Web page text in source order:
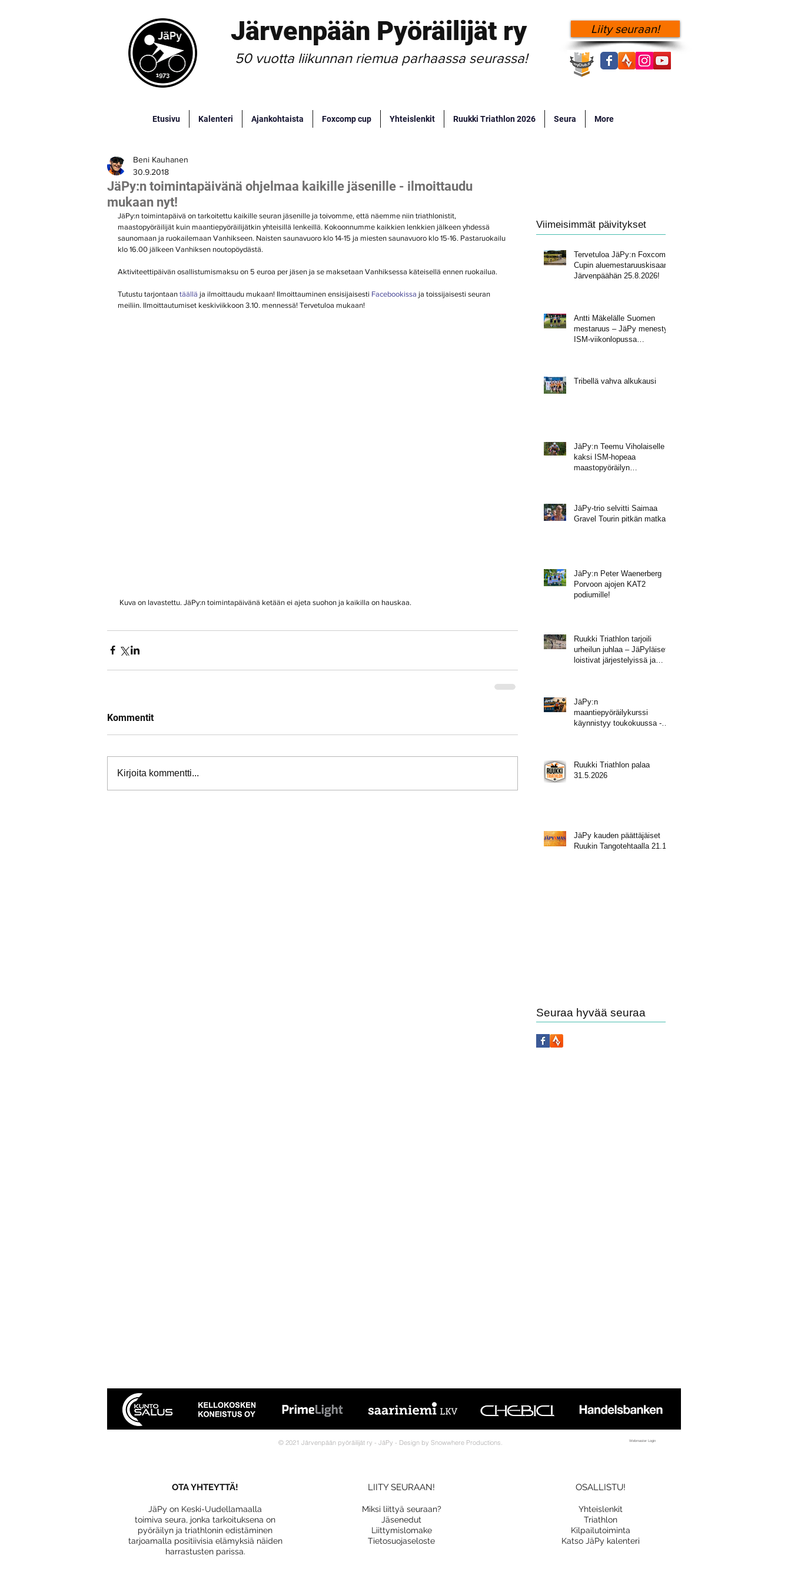
Järvenpään Pyöräilijät ry
50 vuotta liikunnan riemua parhaassa seurassa!
Liity seuraan!
Etusivu Kalenteri Ajankohtaista Foxcomp cup Yhteislenkit Ruukki Triathlon 2026 Seura More
JäPy:n toimintapäivänä ohjelmaa kaikille jäsenille - ilmoittaudu
mukaan nyt!
Beni Kauhanen
30.9.2018
JäPy:n toimintapäivä on tarkoitettu kaikille seuran jäsenille ja toivomme, että näemme niin triathlonistit,
maastopyöräilijät kuin maantiepyöräilijätkin yhteisillä lenkeillä. Kokoonnumme kaikkien lenkkien jälkeen yhdessä
saunomaan ja ruokailemaan Vanhikseen. Naisten saunavuoro klo 14-15 ja miesten saunavuoro klo 15-16. Pastaruokailu
klo 16.00 jälkeen Vanhiksen noutopöydästä.
Aktiviteettipäivän osallistumismaksu on 5 euroa per jäsen ja se maksetaan Vanhiksessa käteisellä ennen ruokailua.
Tutustu tarjontaan täällä ja ilmoittaudu mukaan! Ilmoittauminen ensisijaisesti Facebookissa ja toissijaisesti seuran
meiliin. Ilmoittautumiset keskiviikkoon 3.10. mennessä! Tervetuloa mukaan!
Kuva on lavastettu. JäPy:n toimintapäivänä ketään ei ajeta suohon ja kaikilla on hauskaa.
Kommentit
Kirjoita kommentti...
Viimeisimmät päivitykset
Tervetuloa JäPy:n Foxcomp
Cupin aluemestaruuskisaan
Järvenpäähän 25.8.2026!
Antti Mäkelälle Suomen
mestaruus – JäPy menestyi
ISM-viikonlopussa
Tribellä vahva alkukausi
JäPy:n Teemu Viholaiselle
kaksi ISM-hopeaa
maastopyöräilyn
JäPy-trio selvitti Saimaa
Gravel Tourin pitkän matkan
JäPy:n Peter Waenerberg
Porvoon ajojen KAT2
podiumille!
Ruukki Triathlon tarjoili
urheilun juhlaa – JäPyläiset
loistivat järjestelyissä ja
JäPy:n
maantiepyöräilykurssi
käynnistyy toukokuussa -
Ruukki Triathlon palaa
31.5.2026
JäPy kauden päättäjäiset
Ruukin Tangotehtaalla 21.11.
Seuraa hyvää seuraa
© 2021 Järvenpään pyöräilijät ry - JäPy - Design by Snowwhere Productions. Webmaster Login
OTA YHTEYTTÄ!
JäPy on Keski-Uudellamaalla
toimiva seura, jonka tarkoituksena on
pyöräilyn ja triathlonin edistäminen
tarjoamalla positiivisia elämyksiä näiden
harrastusten parissa.
LIITY SEURAAN!
Miksi liittyä seuraan?
Jäsenedut
Liittymislomake
Tietosuojaseloste
OSALLISTU!
Yhteislenkit
Triathlon
Kilpailutoiminta
Katso JäPy kalenteri